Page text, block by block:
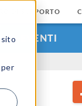
sito
per
DI SUPPORTO
EVENTI